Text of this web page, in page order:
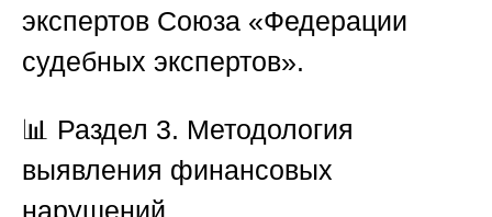
экспертов Союза «Федерации
судебных экспертов».
📊 Раздел 3. Методология
выявления финансовых
нарушений